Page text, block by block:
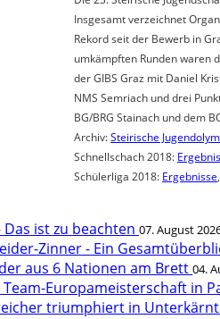
Insgesamt verzeichnet
Rekord seit der Bewerb in
umkämpften Runden waren
der GIBS Graz mit Daniel
NMS Semriach und drei
BG/BRG Stainach und dem
Archiv:Steirische
Schnellschach 2018:
Schülerliga 2018: Ergebnisse,
ist zu beachten 07. August
Zinner - Ein
aus 6 Nationen am Brett 04.
Europameisterschaft in
triumphiert in